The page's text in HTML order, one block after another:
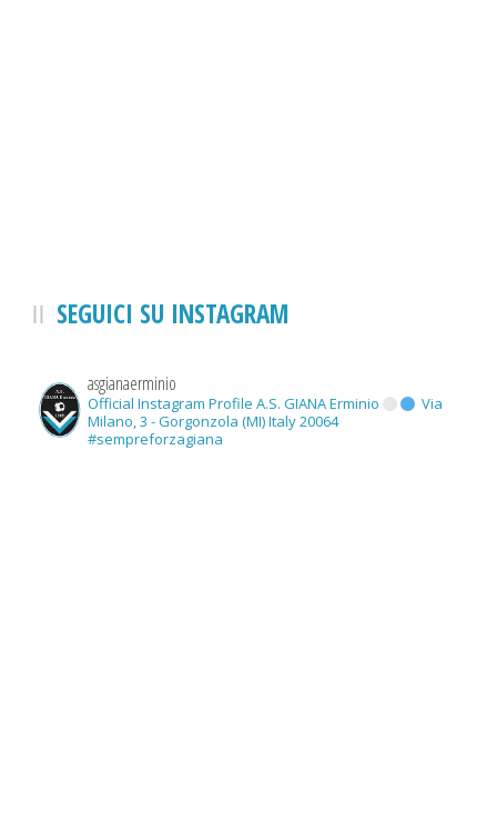
SEGUICI SU INSTAGRAM
asgianaerminio
Official Instagram Profile A.S. GIANA Erminio
Via
Milano, 3 - Gorgonzola (MI) Italy 20064
#sempreforzagiana